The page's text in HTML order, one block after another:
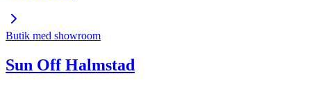
Butik med showroom
Sun Off Halmstad